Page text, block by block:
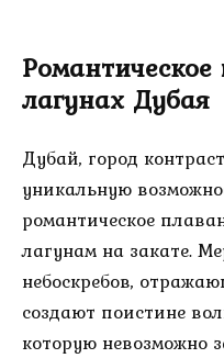
лагунах Дубая
Дубай, город
уникальную
романтическое
лагунам на закате.
небоскребов,
создают поистине
которую невозможно